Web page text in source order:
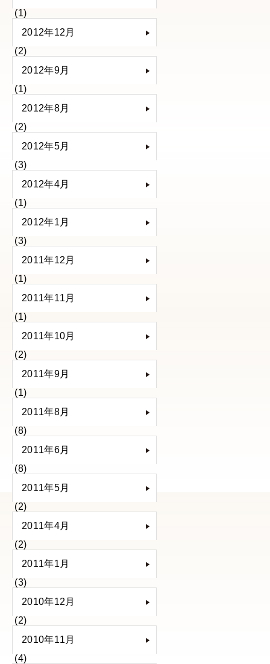
(1)
2012年12月
(2)
2012年9月
(1)
2012年8月
(2)
2012年5月
(3)
2012年4月
(1)
2012年1月
(3)
2011年12月
(1)
2011年11月
(1)
2011年10月
(2)
2011年9月
(1)
2011年8月
(8)
2011年6月
(8)
2011年5月
(2)
2011年4月
(2)
2011年1月
(3)
2010年12月
(2)
2010年11月
(4)